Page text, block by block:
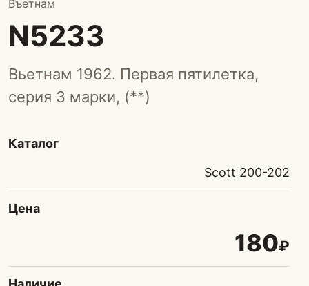
Въетнам
N5233
Вьетнам 1962. Первая пятилетка,
серия 3 марки, (**)
Каталог
Scott 200-202
Цена
180₽